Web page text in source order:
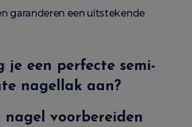
garanderen een uitstekende
je een perfecte semi-
nagellak aan?
nagel voorbereiden